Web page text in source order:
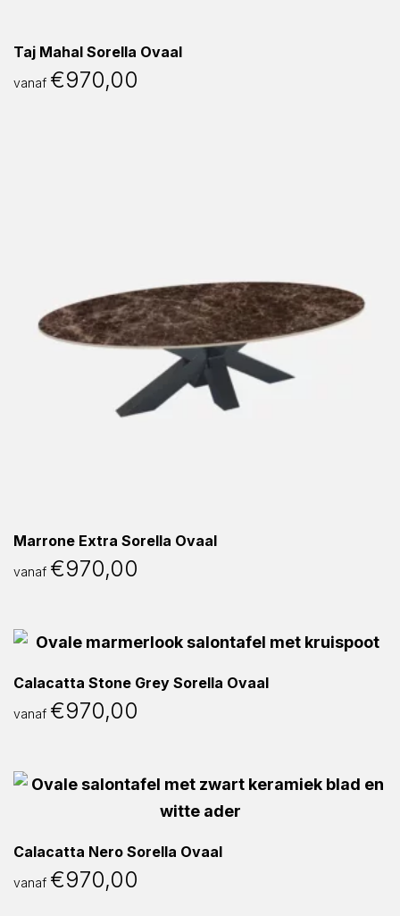
Taj Mahal Sorella Ovaal
vanaf €970,00
Marrone Extra Sorella Ovaal
vanaf €970,00
Calacatta Stone Grey Sorella Ovaal
vanaf €970,00
Calacatta Nero Sorella Ovaal
vanaf €970,00